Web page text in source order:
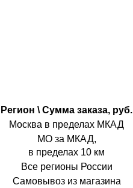
Регион \ Сумма заказа, руб.
Москва в пределах МКАД
МО за МКАД,
в пределах 10 км
Все регионы России
Самовывоз из магазина